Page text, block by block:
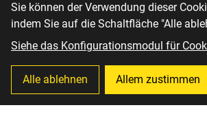
Bleiben wir in
Sie können der Verwendung dieser
indem Sie auf die Schaltfläche "Alle
Siehe das Konfigurationsmodul für
Alle ablehnen Allem zustimmen